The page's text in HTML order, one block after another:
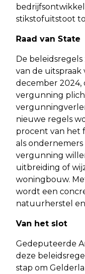
stikstofuitstoot
Raad van State
De
van de uitspraak
december 2024,
vergunning
nieuwe regels
procent van het
als
vergunning
uitbreiding of
woningbouw.
wordt een
natuurherstel
Van het slot
Gedeputeerde
deze
stap om